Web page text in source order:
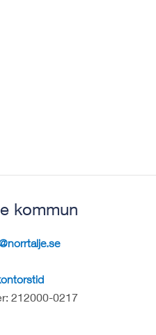
kommun
212000-0217